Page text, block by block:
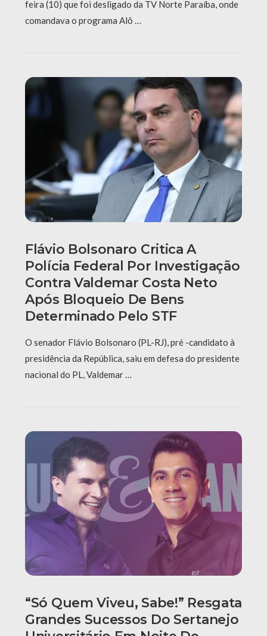
feira (10) que foi desligado da TV Norte Paraíba, onde
comandava o programa Alô …
Flávio Bolsonaro Critica A
Polícia Federal Por Investigação
Contra Valdemar Costa Neto
Após Bloqueio De Bens
Determinado Pelo STF
O senador Flávio Bolsonaro (PL-RJ), pré -candidato à
presidência da República, saiu em defesa do presidente
nacional do PL, Valdemar …
“Só Quem Viveu, Sabe!” Resgata
Grandes Sucessos Do Sertanejo